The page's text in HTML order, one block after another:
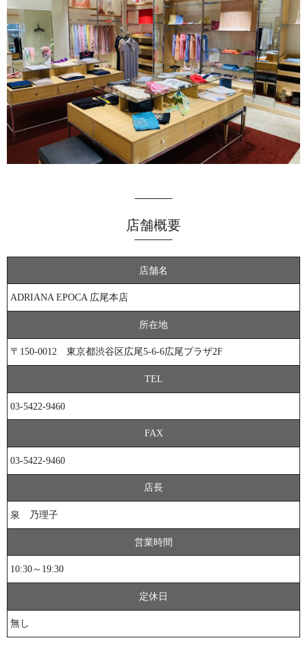
店舗概要
店舗名
ADRIANA EPOCA 広尾本店
所在地
〒150-0012 東京都渋谷区広尾5-6-6広尾プラザ2F
TEL
03-5422-9460
FAX
03-5422-9460
店長
泉 乃理子
営業時間
10:30～19:30
定休日
無し